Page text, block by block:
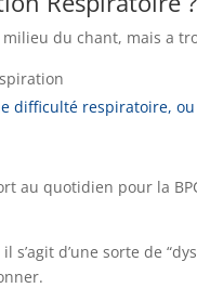
du chant, mais a
difficulté respiratoire,
au quotidien pour la
s’agit d’une sorte de